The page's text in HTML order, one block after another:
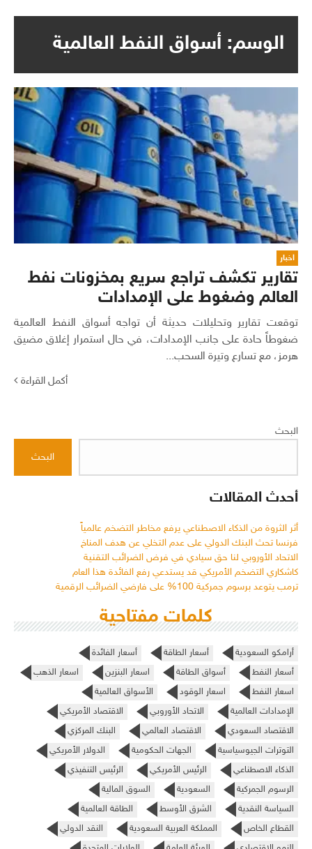
الوسم: أسواق النفط العالمية
اخبار
تقارير تكشف تراجع سريع بمخزونات نفط
العالم وضغوط على الإمدادات
توقعت تقارير وتحليلات حديثة أن تواجه أسواق النفط العالمية
ضغوطاً حادة على جانب الإمدادات، في حال استمرار إغلاق مضيق
هرمز، مع تسارع وتيرة السحب...
أكمل القراءة
البحث
البحث
أحدث المقالات
أثر الثروة من الذكاء الاصطناعي يرفع مخاطر التضخم عالمياً
فرنسا تحث البنك الدولي على عدم التخلي عن هدف المناخ
الاتحاد الأوروبي لنا حق سيادي في فرض الضرائب التقنية
كاشكاري التضخم الأمريكي قد يستدعي رفع الفائدة هذا العام
ترمب يتوعد برسوم جمركية 100% على فارضي الضرائب الرقمية
كلمات مفتاحية
أرامكو السعودية أسعار الطاقة
أسعار الفائدة
أسعار النفط
أسواق الطاقة اسعار البنزين
اسعار الذهب
اسعار النفط
اسعار الوقود
الأسواق العالمية
الإمدادات العالمية
الاتحاد الأوروبي
الاقتصاد الأمريكي
الاقتصاد السعودي
الاقتصاد العالمي
البنك المركزي
التوترات الجيوسياسية
الجهات الحكومية
الدولار الأمريكي
الذكاء الاصطناعي
الرئيس الأمريكي
الرئيس التنفيذي
الرسوم الجمركية
السعودية
السوق المالية
السياسة النقدية
الشرق الأوسط
الطاقة العالمية
القطاع الخاص
المملكة العربية السعودية
النقد الدولي